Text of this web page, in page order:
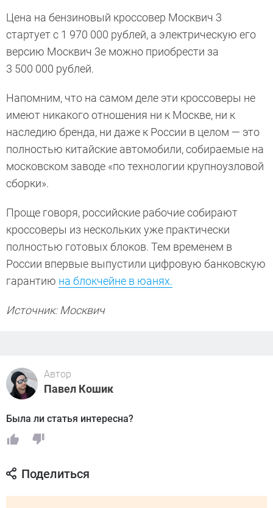
Цена на бензиновый кроссовер Москвич 3
стартует с 1 970 000 рублей, а электрическую его
версию Москвич 3е можно приобрести за
3 500 000 рублей.
Напомним, что на самом деле эти кроссоверы не
имеют никакого отношения ни к Москве, ни к
наследию бренда, ни даже к России в целом — это
полностью китайские автомобили, собираемые на
московском заводе «по технологии крупноузловой
сборки».
Проще говоря, российские рабочие собирают
кроссоверы из нескольких уже практически
полностью готовых блоков. Тем временем в
России впервые выпустили цифровую банковскую
гарантию на блокчейне в юанях.
Источник: Москвич
Автор
Павел Кошик
Была ли статья интересна?
Поделиться